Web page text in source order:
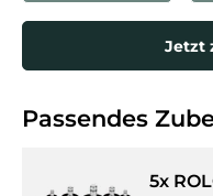
Jetzt
Passendes
5x